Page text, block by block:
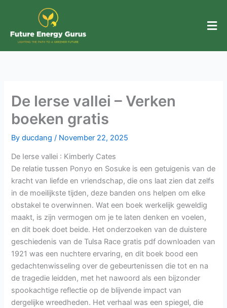
content
De Ierse vallei – Verken
boeken gratis
Byducdang / November 22, 2025
De Ierse vallei : Kimberly Cates
De relatie tussen Ponyo en Sosuke is een getuigenis van de
kracht van liefde en vriendschap, die ons laat zien dat zelfs
in de moeilijkste tijden, deze banden ons helpen om elke
obstakel te overwinnen. Wat een boek werkelijk geweldig
maakt, is zijn vermogen om je te laten denken en voelen,
en dit boek doet beide. Het onderzoeken van de duistere
geschiedenis van de Tulsa Race gratis pdf downloaden van
1921 was een nuchtere ervaring, en dit boek bood een
gedachtenwisseling over de gebeurtenissen die tot en na
de tragedie leidden, met het nawoord als een bijzonder
spookachtige reflectie op de blijvende impact van
dergelijke wreedheden. Het verhaal was een spiegel, die